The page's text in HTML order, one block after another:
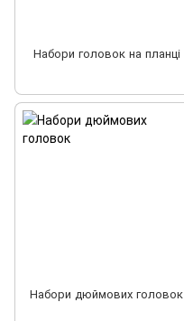
Набори головок на планці
Набори дюймових головок